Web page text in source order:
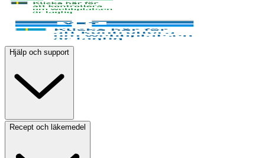
Hjälp och support
Recept och läkemedel